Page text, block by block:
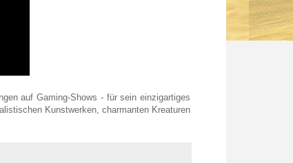
auf Gaming-Shows - für sein einzigartiges
Kunstwerken, charmanten Kreaturen